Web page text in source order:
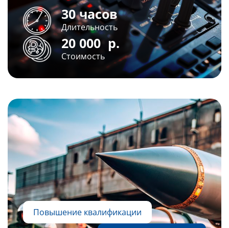
30 часов
Длительность
20 000 р.
Стоимость
Повышение квалификации